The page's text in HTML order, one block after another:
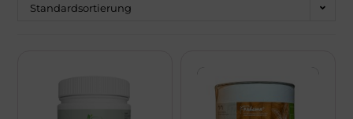
Newsletter Anmeldung
Standardsortierung